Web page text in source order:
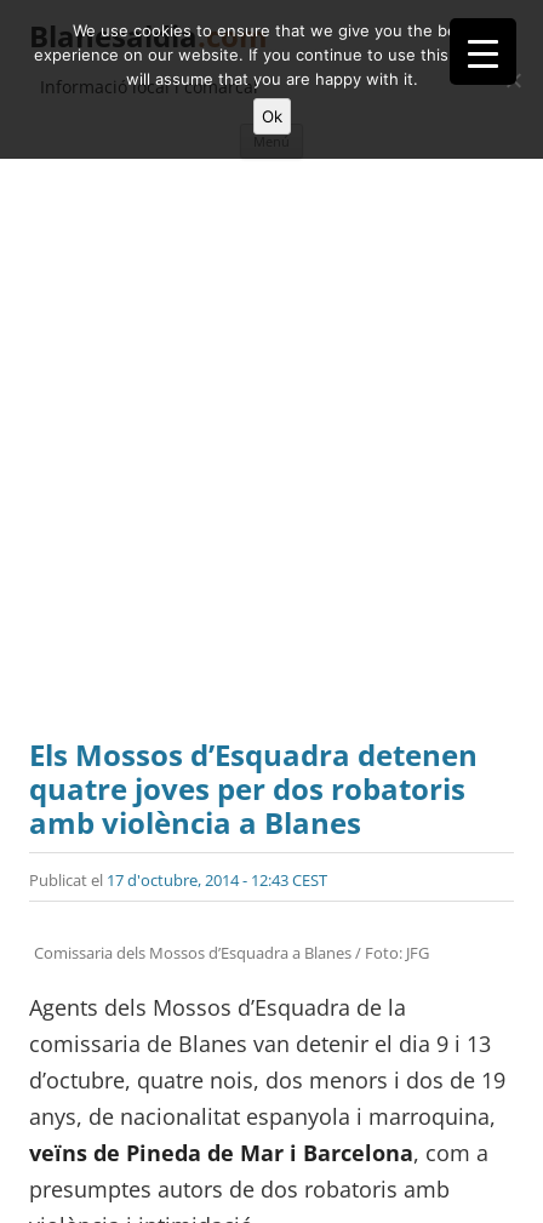
Blanesaldia.com
Informació local i comarcal
contingut
Els Mossos d’Esquadra detenen
quatre joves per dos robatoris
amb violència a Blanes
Publicat el 17 d'octubre, 2014 - 12:43 CEST
Comissaria dels Mossos d’Esquadra a Blanes / Foto: JFG
Agents dels Mossos d’Esquadra de la
comissaria de Blanes van detenir el dia 9 i 13
d’octubre, quatre nois, dos menors i dos de 19
anys, de nacionalitat espanyola i marroquina,
veïns de Pineda de Mar i Barcelona, com a
presumptes autors de dos robatoris amb
We use cookies to ensure that we give you the best
experience on our website. If you continue to use this site we
will assume that you are happy with it.
Ok